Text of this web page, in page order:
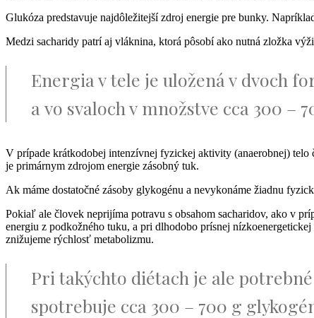
Glukóza predstavuje najdôležitejší zdroj energie pre bunky.
Medzi sacharidy patrí aj vláknina, ktorá pôsobí ako nutná zložka
Energia v tele je uložená v dvoch
a vo svaloch v množstve cca 300 –
V prípade krátkodobej intenzívnej fyzickej aktivity (anaerobnej) telo
je primárnym zdrojom energie zásobný tuk.
Ak máme dostatočné zásoby glykogénu a nevykonáme žiadnu
Pokiaľ ale človek neprijíma potravu s obsahom sacharidov, ako v
energiu z podkožného tuku, a pri dlhodobo prísnej
znižujeme rýchlosť metabolizmu.
Pri takýchto diétach je ale
spotrebuje cca 300 – 700 g